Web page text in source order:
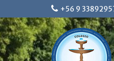
to
content
+56 9